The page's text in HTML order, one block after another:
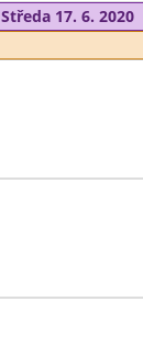
Středa 17. 6. 2020